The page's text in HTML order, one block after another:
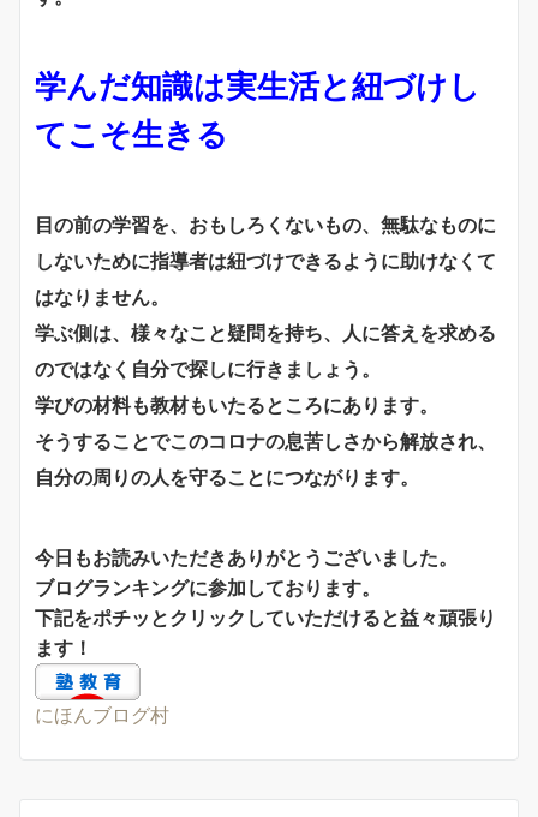
学んだ知識は実生活と紐づけし
てこそ生きる
目の前の学習を、おもしろくないもの、無駄なものに
しないために指導者は紐づけできるように助けなくて
はなりません。
学ぶ側は、様々なこと疑問を持ち、人に答えを求める
のではなく自分で探しに行きましょう。
学びの材料も教材もいたるところにあります。
そうすることでこのコロナの息苦しさから解放され、
自分の周りの人を守ることにつながります。
今日もお読みいただきありがとうございました。
ブログランキングに参加しております。
下記をポチッとクリックしていただけると益々頑張り
ます！
にほんブログ村